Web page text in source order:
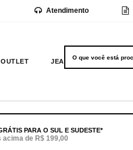
Atendimento
OUTLET JEANS
PARA O SUL E SUDESTE*
acima de R$ 199,00